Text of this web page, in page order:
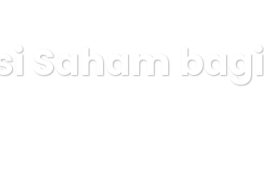
Saham bagi